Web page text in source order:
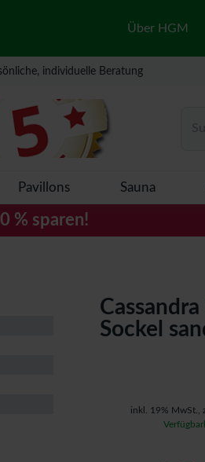
Über HGM
individuelle Beratung
Pavillons Sauna
% sparen!
Sockel
inkl. 19% MwSt.,